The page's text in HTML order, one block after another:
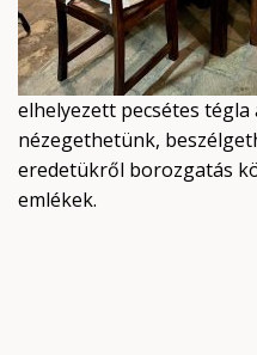
elhelyezett pecsétes
nézegethetünk,
eredetükről borozgatás
emlékek.